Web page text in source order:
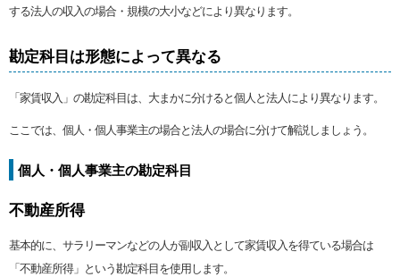
する法人の収入の場合・規模の大小などにより異なります。
勘定科目は形態によって異なる
「家賃収入」の勘定科目は、大まかに分けると個人と法人により異なります。
ここでは、個人・個人事業主の場合と法人の場合に分けて解説しましょう。
個人・個人事業主の勘定科目
不動産所得
基本的に、サラリーマンなどの人が副収入として家賃収入を得ている場合は
「不動産所得」という勘定科目を使用します。